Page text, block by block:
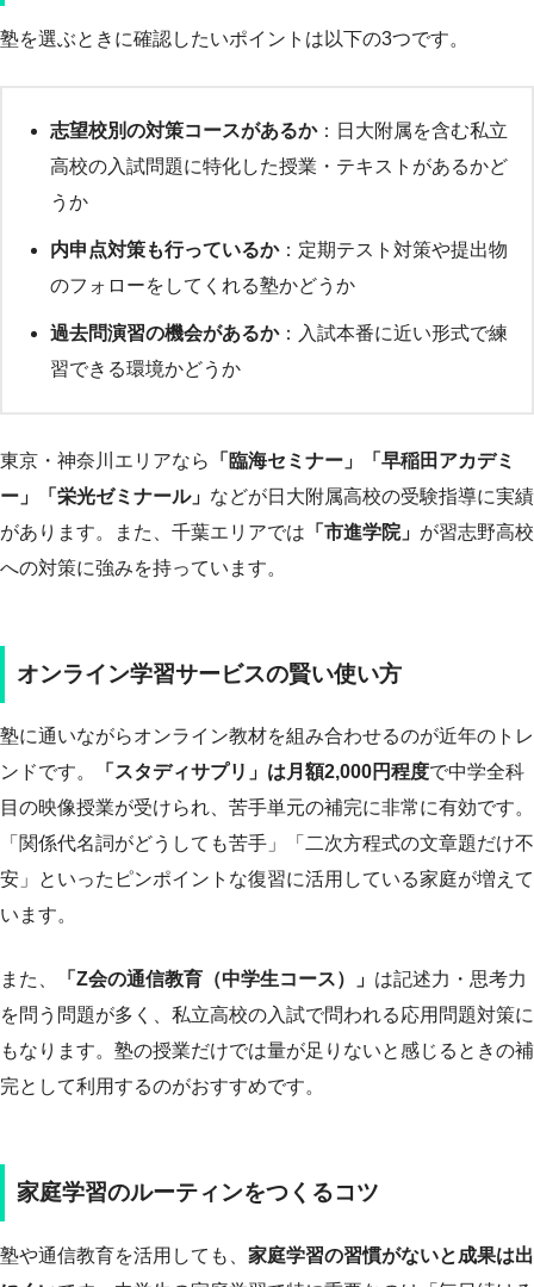
塾を選ぶときに確認したいポイントは以下の3つです。
志望校別の対策コースがあるか：日大附属を含む私立
高校の入試問題に特化した授業・テキストがあるかど
うか
内申点対策も行っているか：定期テスト対策や提出物
のフォローをしてくれる塾かどうか
過去問演習の機会があるか：入試本番に近い形式で練
習できる環境かどうか
東京・神奈川エリアなら
「臨海セミナー」「早稲田アカデミ
ー」「栄光ゼミナール」 などが日大附属高校の受験指導に実績
があります。また、千葉エリアでは 「市進学院」 が習志野高校
への対策に強みを持っています。
オンライン学習サービスの賢い使い方
塾に通いながらオンライン教材を組み合わせるのが近年のトレ
ンドです。
「スタディサプリ」は月額2,000円程度で中学全科
目の映像授業が受けられ、苦手単元の補完に非常に有効です。
「関係代名詞がどうしても苦手」「二次方程式の文章題だけ不
安」といったピンポイントな復習に活用している家庭が増えて
います。
また、 「Z会の通信教育（中学生コース）」 は記述力・思考力
を問う問題が多く、私立高校の入試で問われる応用問題対策に
もなります。塾の授業だけでは量が足りないと感じるときの補
完として利用するのがおすすめです。
家庭学習のルーティンをつくるコツ
塾や通信教育を活用しても、 家庭学習の習慣がないと成果は出